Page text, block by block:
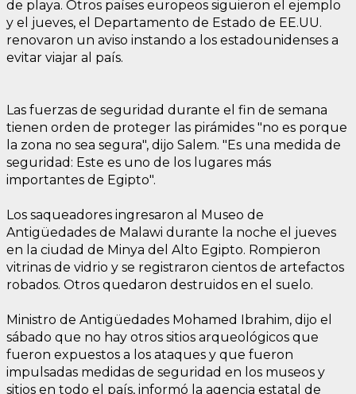
de playa. Otros países europeos siguieron el ejemplo
y el jueves, el Departamento de Estado de EE.UU.
renovaron un aviso instando a los estadounidenses a
evitar viajar al país.
Las fuerzas de seguridad durante el fin de semana
tienen orden de proteger las pirámides "no es porque
la zona no sea segura", dijo Salem. "Es una medida de
seguridad: Este es uno de los lugares más
importantes de Egipto".
Los saqueadores ingresaron al Museo de
Antigüedades de Malawi durante la noche el jueves
en la ciudad de Minya del Alto Egipto. Rompieron
vitrinas de vidrio y se registraron cientos de artefactos
robados. Otros quedaron destruidos en el suelo.
Ministro de Antigüedades Mohamed Ibrahim, dijo el
sábado que no hay otros sitios arqueológicos que
fueron expuestos a los ataques y que fueron
impulsadas medidas de seguridad en los museos y
sitios en todo el país, informó la agencia estatal de